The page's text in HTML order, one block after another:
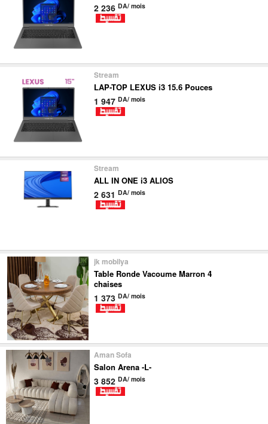
2 236 DA/ mois
Stream
LAP-TOP LEXUS i3 15.6 Pouces
1 947 DA/ mois
Stream
ALL IN ONE i3 ALIOS
2 631 DA/ mois
jk mobilya
Table Ronde Vacoume Marron 4
chaises
1 373 DA/ mois
Aman Sofa
Salon Arena -L-
3 852 DA/ mois